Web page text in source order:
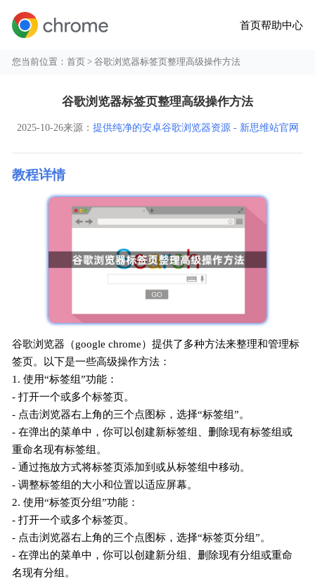
首页帮助中心
您当前位置：首页 > 谷歌浏览器标签页整理高级操作方法
谷歌浏览器标签页整理高级操作方法
2025-10-26来源： 提供纯净的安卓谷歌浏览器资源 - 新思维站官网
教程详情
谷歌浏览器（google chrome）提供了多种方法来整理和管理标
签页。以下是一些高级操作方法：
1. 使用“标签组”功能：
- 打开一个或多个标签页。
- 点击浏览器右上角的三个点图标，选择“标签组”。
- 在弹出的菜单中，你可以创建新标签组、删除现有标签组或
重命名现有标签组。
- 通过拖放方式将标签页添加到或从标签组中移动。
- 调整标签组的大小和位置以适应屏幕。
2. 使用“标签页分组”功能：
- 打开一个或多个标签页。
- 点击浏览器右上角的三个点图标，选择“标签页分组”。
- 在弹出的菜单中，你可以创建新分组、删除现有分组或重命
名现有分组。